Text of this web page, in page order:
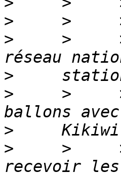
>
>
>
>
>
>
>
>
>